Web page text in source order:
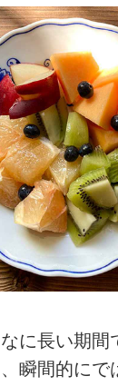
に長い期間
瞬間的にで